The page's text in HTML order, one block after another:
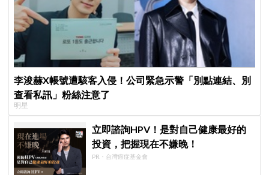
李浚赫X帳號遭駭客入侵！公司緊急示警「別點連結、別
查看私訊」粉絲注意了
明星
立即諮詢HPV！是對自己健康最好的
投資，把握現在不嫌晚！
PR・台灣癌症基金會